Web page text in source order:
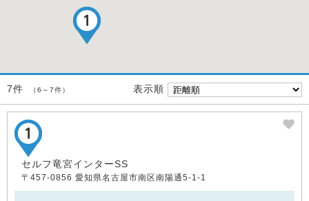
7件 （6～7件） 表示順
セルフ竜宮インターSS
〒457-0856 愛知県名古屋市南区南陽通5-1-1